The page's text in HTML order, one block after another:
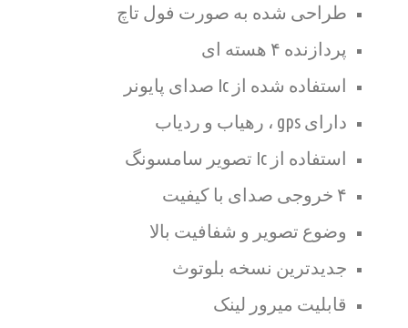
طراحی شده به صورت فول تاچ
پردازنده ۴ هسته ای
استفاده شده از Ic صدای پایونر
دارای gps ، رهیاب و ردیاب
استفاده از Ic تصویر سامسونگ
۴ خروجی صدای با کیفیت
وضوع تصویر و شفافیت بالا
جدیدترین نسخه بلوتوث
قابلیت میرور لینک